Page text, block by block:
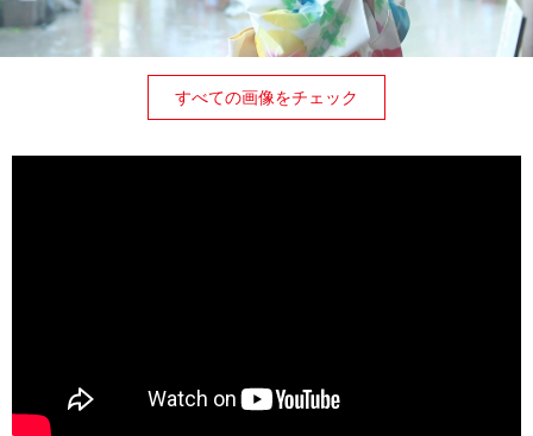
すべての画像をチェック